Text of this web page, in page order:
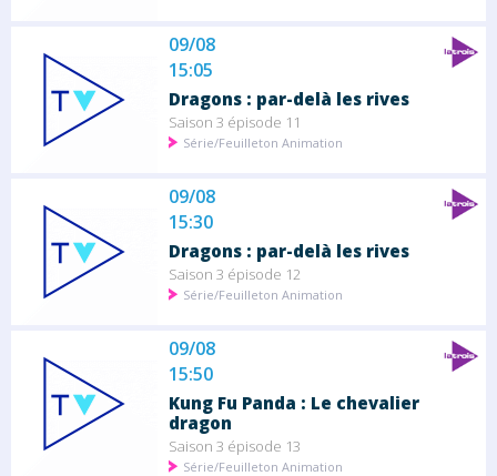
09/08
15:05
Dragons : par-delà les rives
Saison 3 épisode 11
Série/Feuilleton Animation
09/08
15:30
Dragons : par-delà les rives
Saison 3 épisode 12
Série/Feuilleton Animation
09/08
15:50
Kung Fu Panda : Le chevalier
dragon
Saison 3 épisode 13
Série/Feuilleton Animation